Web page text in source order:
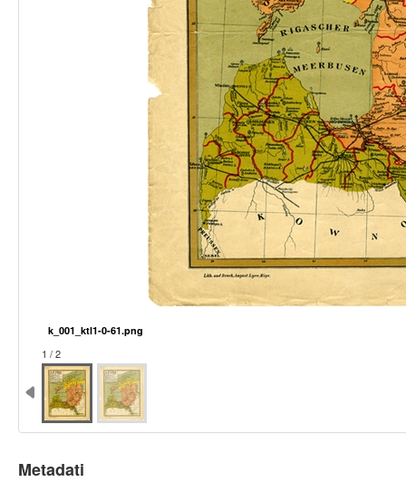
k_001_ktl1-0-61.png
1 / 2
Metadati